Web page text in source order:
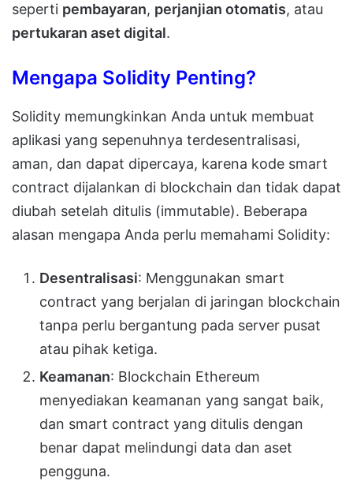
seperti pembayaran, perjanjian otomatis, atau
pertukaran aset digital.
Mengapa Solidity Penting?
Solidity memungkinkan Anda untuk membuat
aplikasi yang sepenuhnya terdesentralisasi,
aman, dan dapat dipercaya, karena kode smart
contract dijalankan di blockchain dan tidak dapat
diubah setelah ditulis (immutable). Beberapa
alasan mengapa Anda perlu memahami Solidity:
Desentralisasi: Menggunakan smart
contract yang berjalan di jaringan blockchain
tanpa perlu bergantung pada server pusat
atau pihak ketiga.
Keamanan: Blockchain Ethereum
menyediakan keamanan yang sangat baik,
dan smart contract yang ditulis dengan
benar dapat melindungi data dan aset
pengguna.